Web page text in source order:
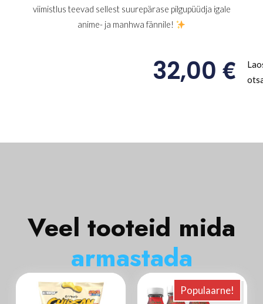
viimistlus teevad sellest suurepärase pilgupüüdja igale
anime- ja manhwa fännile!
32,00€
Veel tooteid mida
armastada
Populaarne!